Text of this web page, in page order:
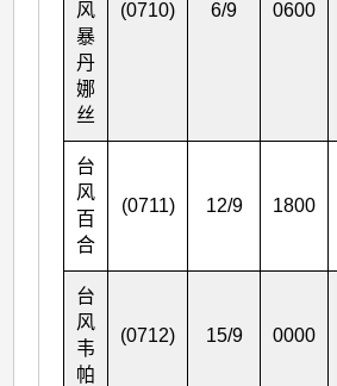
风
暴
丹
娜
丝
(0710) 6/9 0600
台
风
百
合
(0711) 12/9 1800
台
风
韦
帕
(0712) 15/9 0000